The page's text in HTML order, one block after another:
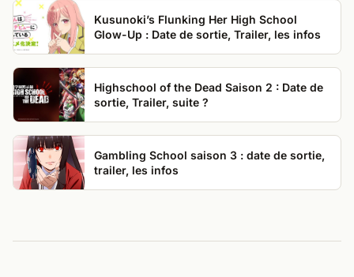
Kusunoki’s Flunking Her High School
Glow-Up : Date de sortie, Trailer, les infos
Highschool of the Dead Saison 2 : Date de
sortie, Trailer, suite ?
Gambling School saison 3 : date de sortie,
trailer, les infos